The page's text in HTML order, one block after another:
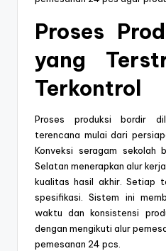
Proses
yang
Terkontrol
Proses produksi bordir
terencana mulai dari
Konveksi seragam sekolah
Selatan menerapkan alur
kualitas hasil akhir. Setiap
spesifikasi. Sistem ini
waktu dan konsistensi
dengan mengikuti alur
pemesanan 24 pcs.